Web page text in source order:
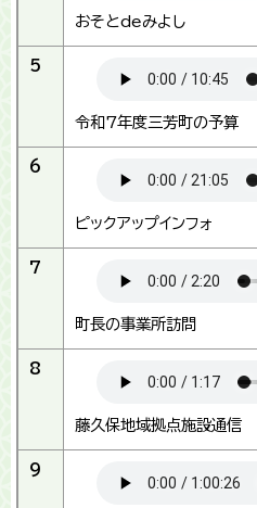
おそとdeみよし
5
令和7年度三芳町の予算
6
ピックアップインフォ
7
町長の事業所訪問
8
藤久保地域拠点施設通信
9